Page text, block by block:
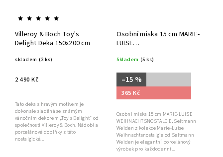
Villeroy & Boch Toy's
Delight Deka 150x200 cm
skladem (2 ks)
2 490 Kč
Tato deka s hravým motivem je
dokonale sladěná se známým
vánočním dekorem „Toy's Delight“ od
společnosti Villeroy & Boch. Nádobí a
porcelánové doplňky z této
nostalgické...
Osobní miska 15 cm MARIE-
LUISE
Seltmann Weiden
Skladem (5 ks)
–15 %
365 Kč
Osobní miska 15 cm MARIE-LUISE
WEIHNACHTSNOSTALGIE, Seltmann
Weiden z kolekce Marie-Luise
Weihnachtsnostalgie od Seltmann
Weiden je elegantní porcelánový
výrobek pro každodenní...